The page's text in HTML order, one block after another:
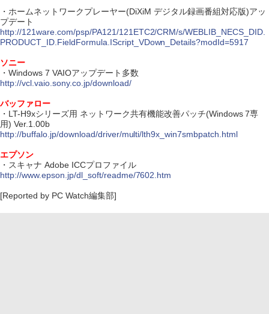
・ホームネットワークプレーヤー(DiXiM デジタル録画番組対応版)アッ
プデート
http://121ware.com/psp/PA121/121ETC2/CRM/s/WEBLIB_NECS_DID.
PRODUCT_ID.FieldFormula.IScript_VDown_Details?modId=5917
ソニー
・Windows 7 VAIOアップデート多数
http://vcl.vaio.sony.co.jp/download/
バッファロー
・LT-H9xシリーズ用 ネットワーク共有機能改善パッチ(Windows 7専
用) Ver.1.00b
http://buffalo.jp/download/driver/multi/lth9x_win7smbpatch.html
エプソン
・スキャナ Adobe ICCプロファイル
http://www.epson.jp/dl_soft/readme/7602.htm
[Reported by PC Watch編集部]